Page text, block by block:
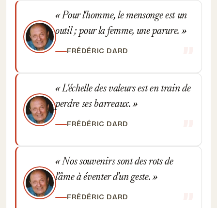
Pour l'homme, le mensonge est un
outil ; pour la femme, une parure.
FRÉDÉRIC DARD
L'échelle des valeurs est en train de
perdre ses barreaux.
FRÉDÉRIC DARD
Nos souvenirs sont des rots de
l'âme à éventer d'un geste.
FRÉDÉRIC DARD